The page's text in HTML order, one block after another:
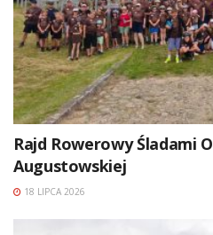
Rajd Rowerowy Śladami
Augustowskiej
18 LIPCA 2026